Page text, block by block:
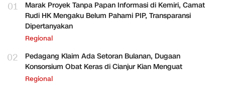
01
Marak Proyek Tanpa Papan Informasi di Kemiri, Camat
Rudi HK Mengaku Belum Pahami PIP, Transparansi
Dipertanyakan
Regional
02
Pedagang Klaim Ada Setoran Bulanan, Dugaan
Konsorsium Obat Keras di Cianjur Kian Menguat
Regional